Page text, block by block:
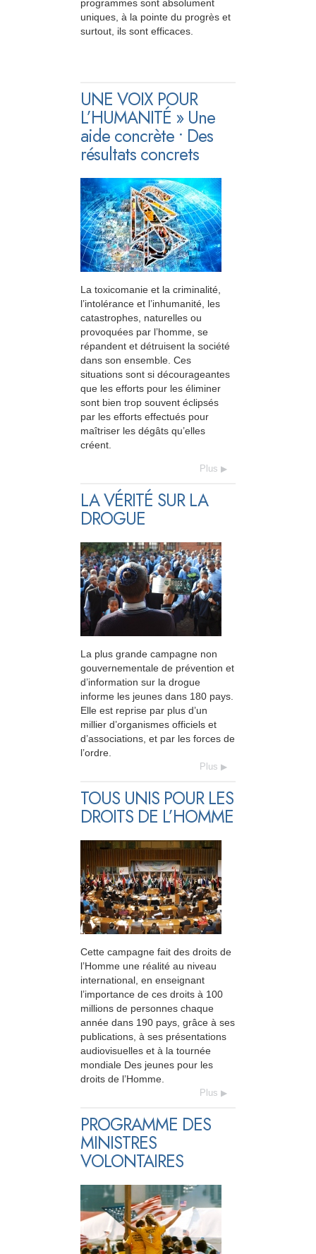
programmes sont absolument
uniques, à la pointe du progrès et
surtout, ils sont efficaces.
UNE VOIX POUR
L’HUMANITÉ » Une
aide concrète • Des
résultats concrets
La toxicomanie et la criminalité,
l’intolérance et l’inhumanité, les
catastrophes, naturelles ou
provoquées par l’homme, se
répandent et détruisent la société
dans son ensemble. Ces
situations sont si décourageantes
que les efforts pour les éliminer
sont bien trop souvent éclipsés
par les efforts effectués pour
maîtriser les dégâts qu’elles
créent.
Plus
LA VÉRITÉ SUR LA
DROGUE
La plus grande campagne non
gouvernementale de prévention et
d’information sur la drogue
informe les jeunes dans 180 pays.
Elle est reprise par plus d’un
millier d’organismes officiels et
d’associations, et par les forces de
l’ordre.
Plus
TOUS UNIS POUR LES
DROITS DE L’HOMME
Cette campagne fait des droits de
l’Homme une réalité au niveau
international, en enseignant
l’importance de ces droits à 100
millions de personnes chaque
année dans 190 pays, grâce à ses
publications, à ses présentations
audiovisuelles et à la tournée
mondiale Des jeunes pour les
droits de l’Homme.
Plus
PROGRAMME DES
MINISTRES
VOLONTAIRES